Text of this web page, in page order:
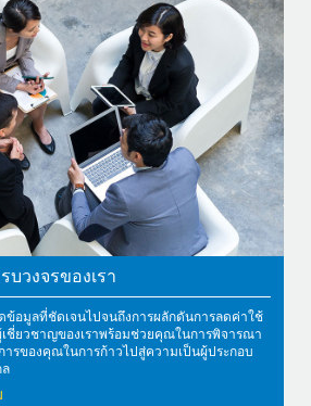
บวงจรของเรา
อมูลที่ชัดเจนไปจนถึงการผลักดันการลดค่าใช้
เชี่ยวชาญของเราพร้อมช่วยคุณในการพิจารณา
รของคุณในการก้าวไปสู่ความเป็นผู้ประกอบ